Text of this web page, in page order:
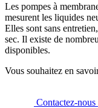
Les pompes à
mesurent les liquides
Elles sont sans
sec. Il existe de
disponibles.
Vous souhaitez en
Contactez-nous